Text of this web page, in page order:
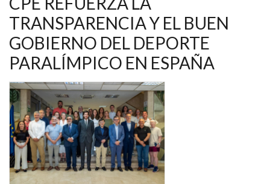
79
MEDALLAS
TRANSPARENCIA Y EL BUEN
GOBIERNO DEL DEPORTE
PARALÍMPICO EN ESPAÑA